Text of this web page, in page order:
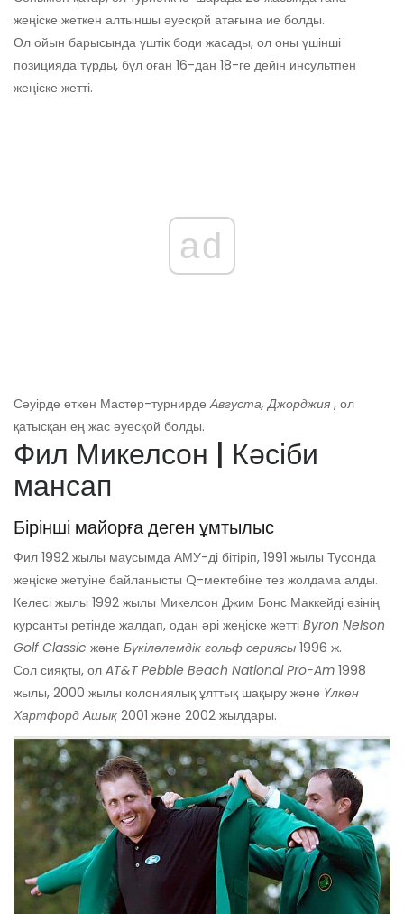
жеңіске жеткен алтыншы әуесқой атағына ие болды.
Ол ойын барысында үштік боди жасады, ол оны үшінші
позицияда тұрды, бұл оған 16-дан 18-ге дейін инсультпен
жеңіске жетті.
ad
Сәуірде өткен Мастер-турнирдеАвгуста, Джорджия , ол
қатысқан ең жас әуесқой болды.
Фил Микелсон | Кәсіби
мансап
Бірінші майорға деген ұмтылыс
Фил 1992 жылы маусымда АМУ-ді бітіріп, 1991 жылы Тусонда
жеңіске жетуіне байланысты Q-мектебіне тез жолдама алды.
Келесі жылы 1992 жылы Микелсон Джим Бонс Маккейді өзінің
курсанты ретінде жалдап, одан әрі жеңіске жетті Byron Nelson
Golf Classic және Бүкіләлемдік гольф сериясы 1996 ж.
Сол сияқты, ол AT&T Pebble Beach National Pro-Am 1998
жылы, 2000 жылы колониялық ұлттық шақыру және Үлкен
Хартфорд Ашық 2001 және 2002 жылдары.